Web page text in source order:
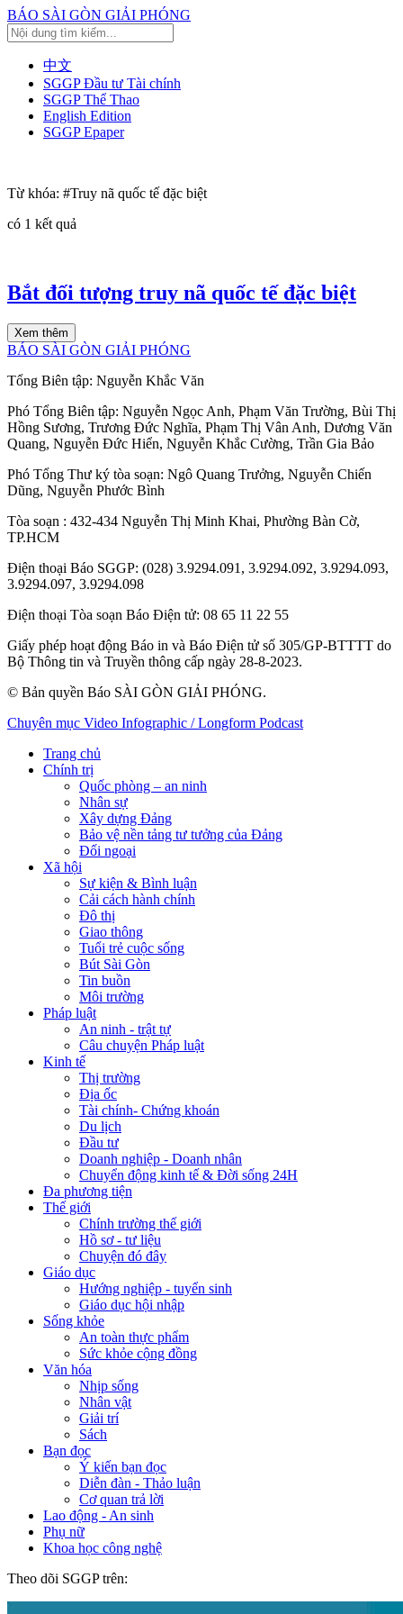
BÁO SÀI GÒN GIẢI PHÓNG
中文
SGGP Đầu tư Tài chính
SGGP Thể Thao
English Edition
SGGP Epaper
Từ khóa: #Truy nã quốc tế đặc biệt
có 1 kết quả
Bắt đối tượng truy nã quốc tế đặc biệt
Xem thêm
BÁO SÀI GÒN GIẢI PHÓNG
Tổng Biên tập: Nguyễn Khắc Văn
Phó Tổng Biên tập: Nguyễn Ngọc Anh, Phạm Văn Trường, Bùi Thị
Hồng Sương, Trương Đức Nghĩa, Phạm Thị Vân Anh, Dương Văn
Quang, Nguyễn Đức Hiển, Nguyễn Khắc Cường, Trần Gia Bảo
Phó Tổng Thư ký tòa soạn: Ngô Quang Trưởng, Nguyễn Chiến
Dũng, Nguyễn Phước Bình
Tòa soạn : 432-434 Nguyễn Thị Minh Khai, Phường Bàn Cờ,
TP.HCM
Điện thoại Báo SGGP: (028) 3.9294.091, 3.9294.092, 3.9294.093,
3.9294.097, 3.9294.098
Điện thoại Tòa soạn Báo Điện tử: 08 65 11 22 55
Giấy phép hoạt động Báo in và Báo Điện tử số 305/GP-BTTTT do
Bộ Thông tin và Truyền thông cấp ngày 28-8-2023.
© Bản quyền Báo SÀI GÒN GIẢI PHÓNG.
Chuyên mục Video Infographic / Longform Podcast
Trang chủ
Chính trị
Quốc phòng – an ninh
Nhân sự
Xây dựng Đảng
Bảo vệ nền tảng tư tưởng của Đảng
Đối ngoại
Xã hội
Sự kiện & Bình luận
Cải cách hành chính
Đô thị
Giao thông
Tuổi trẻ cuộc sống
Bút Sài Gòn
Tin buồn
Môi trường
Pháp luật
An ninh - trật tự
Câu chuyện Pháp luật
Kinh tế
Thị trường
Địa ốc
Tài chính- Chứng khoán
Du lịch
Đầu tư
Doanh nghiệp - Doanh nhân
Chuyển động kinh tế & Đời sống 24H
Đa phương tiện
Thế giới
Chính trường thế giới
Hồ sơ - tư liệu
Chuyện đó đây
Giáo dục
Hướng nghiệp - tuyển sinh
Giáo dục hội nhập
Sống khỏe
An toàn thực phẩm
Sức khỏe cộng đồng
Văn hóa
Nhịp sống
Nhân vật
Giải trí
Sách
Bạn đọc
Ý kiến bạn đọc
Diễn đàn - Thảo luận
Cơ quan trả lời
Lao động - An sinh
Phụ nữ
Khoa học công nghệ
Theo dõi SGGP trên: